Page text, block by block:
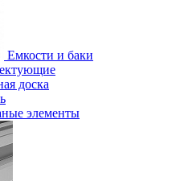
Емкости и баки
доска
элементы